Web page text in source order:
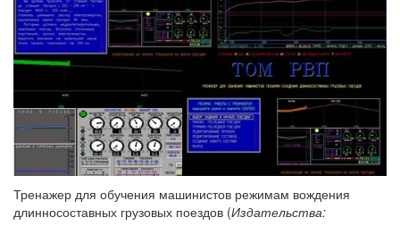
Тренажер для обучения машинистов режимам вождения
длинносоставных грузовых поездов (Издательства: